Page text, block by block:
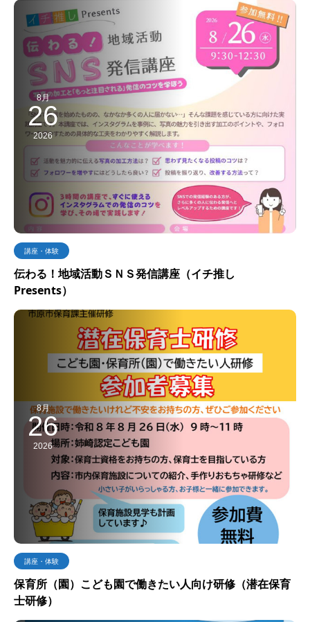
8月
26
2026
講座・体験
伝わる！地域活動ＳＮＳ発信講座（イチ推し
Presents）
8月
26
2026
講座・体験
保育所（園）こども園で働きたい人向け研修（潜在保育
士研修）